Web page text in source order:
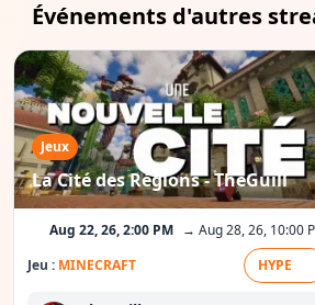
Événements d'autres
Jeux
La Cité des Régions - TheGuill
Aug 22, 26, 2:00 PM → Aug 28, 26, 10:00
Jeu : MINECRAFT HYPE